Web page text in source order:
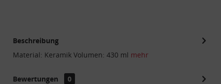
Beschreibung
Material: Keramik Volumen: 430 ml mehr
Bewertungen
0